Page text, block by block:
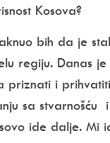
Kosova?
bih da je
regiju. Danas je
priznati i
sa stvarnošću
ide dalje. Mi